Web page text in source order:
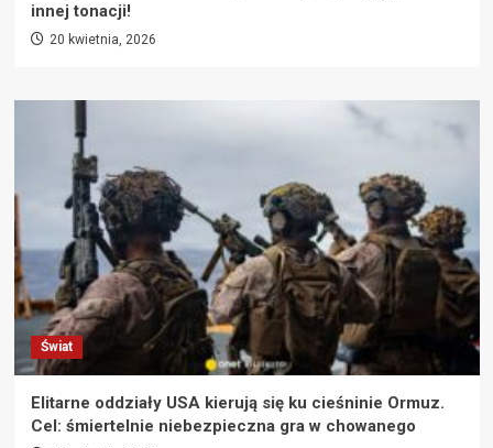
innej tonacji!
20 kwietnia, 2026
Świat
Elitarne oddziały USA kierują się ku cieśninie Ormuz.
Cel: śmiertelnie niebezpieczna gra w chowanego